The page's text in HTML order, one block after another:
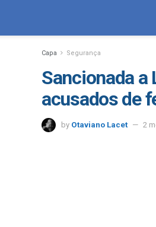
Capa Segurança
Sancionada a
acusados de
by Otaviano Lacet 2